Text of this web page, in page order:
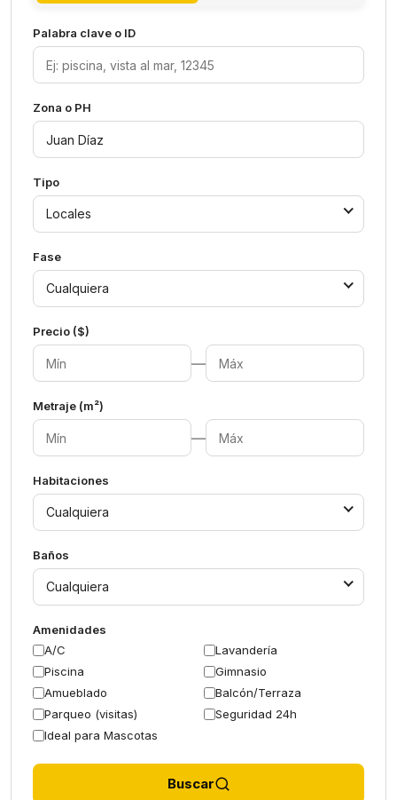
Palabra clave o ID
Zona o PH
Tipo
Locales
Fase
Cualquiera
Precio ($)
—
Metraje (m²)
—
Habitaciones
Cualquiera
Baños
Cualquiera
Amenidades
A/C
Lavandería
Piscina
Gimnasio
Amueblado
Balcón/Terraza
Parqueo (visitas)
Seguridad 24h
Ideal para Mascotas
Buscar